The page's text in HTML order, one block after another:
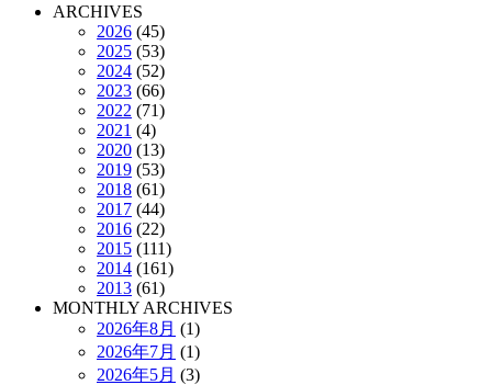
ARCHIVES
2026 (45)
2025 (53)
2024 (52)
2023 (66)
2022 (71)
2021 (4)
2020 (13)
2019 (53)
2018 (61)
2017 (44)
2016 (22)
2015 (111)
2014 (161)
2013 (61)
MONTHLY ARCHIVES
2026年8月 (1)
2026年7月 (1)
2026年5月 (3)